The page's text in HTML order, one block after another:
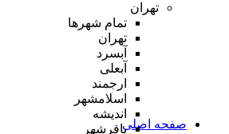
تهران
تمام شهر‌ها
تهران
آبسرد
آبعلی
ارجمند
اسلامشهر
اندیشه
باقرشهرصفحه اصلی